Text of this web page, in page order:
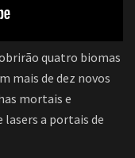
quatro biomas
mais de dez novos
mortais e
lasers a portais de